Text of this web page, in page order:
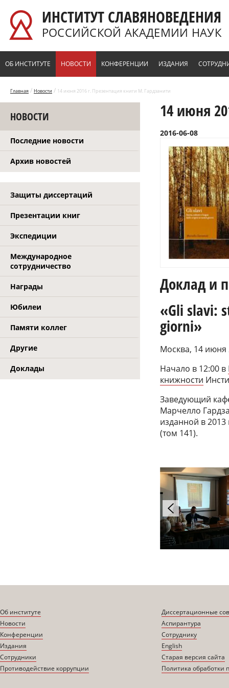
ИНСТИТУТ СЛАВЯНОВЕДЕНИЯ
РОССИЙСКОЙ АКАДЕМИИ НАУК
ОБ ИНСТИТУТЕ НОВОСТИ КОНФЕРЕНЦИИ ИЗДАНИЯ
Главная / Новости / 14 июня 2016 г. Презентация книги М. Гардзанити
НОВОСТИ
Последние новости
Архив новостей
Защиты диссертаций
Презентации книг
Экспедиции
Международное
сотрудничество
Награды
Юбилеи
Памяти коллег
Другие
Доклады
14 июня
2016-06-08
Доклад и
«Gli slavi:
giorni»
Москва, 14 июня
Начало в 12:00 в
книжности
Заведующий
Марчелло
изданной в
(том 141).
Об институте
Новости
Конференции
Издания
Сотрудники
Противодействие коррупции
Диссертационные
Аспирантура
Сотруднику
English
Старая версия сайта
Политика обработки